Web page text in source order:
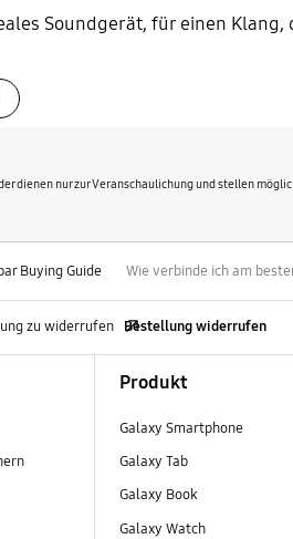
Soundgerät, für einen Klang,
dienen nur zur Veranschaulichung und stellen
Buying Guide Wie verbinde ich am
zu widerrufen Bestellung widerrufen
Produkt
Galaxy Smartphone
Galaxy Tab
Galaxy Book
Galaxy Watch